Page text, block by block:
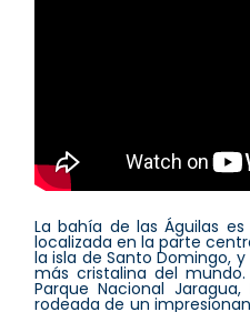
La bahía de las Águilas
localizada en la parte
la isla de Santo Domingo,
más cristalina del
Parque Nacional
rodeada de un